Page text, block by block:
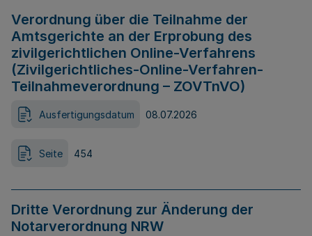
Verordnung über die Teilnahme der
Amtsgerichte an der Erprobung des
zivilgerichtlichen Online-Verfahrens
(Zivilgerichtliches-Online-Verfahren-
Teilnahmeverordnung – ZOVTnVO)
Ausfertigungsdatum 08.07.2026
Seite 454
Dritte Verordnung zur Änderung der
Notarverordnung NRW